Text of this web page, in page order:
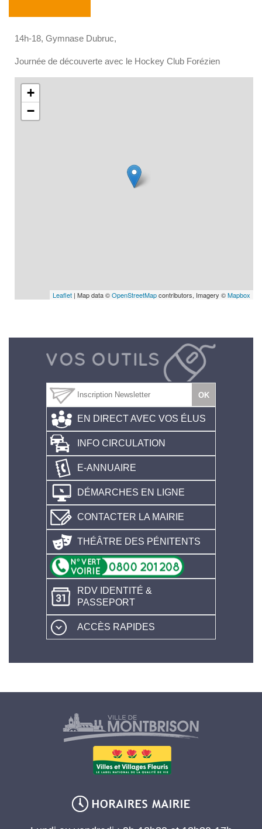
14h-18, Gymnase Dubruc,
Journée de découverte avec le Hockey Club Forézien
+
−
Leaflet | Map data ©OpenStreetMapcontributors, Imagery ©Mapbox
EN DIRECT AVEC VOS ÉLUS
INFO CIRCULATION
E-ANNUAIRE
DÉMARCHES EN LIGNE
CONTACTER LA MAIRIE
THÉÂTRE DES PÉNITENTS
RDV IDENTITÉ &
PASSEPORT
ACCÈS RAPIDES